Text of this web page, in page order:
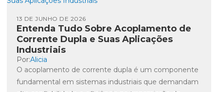
Entenda Tudo Sobre Acoplamento de
Corrente Dupla e Suas Aplicações
Industriais
13 DE JUNHO DE 2026
Por:Alicia
O acoplamento de corrente dupla é um componente
fundamental em sistemas industriais que demandam